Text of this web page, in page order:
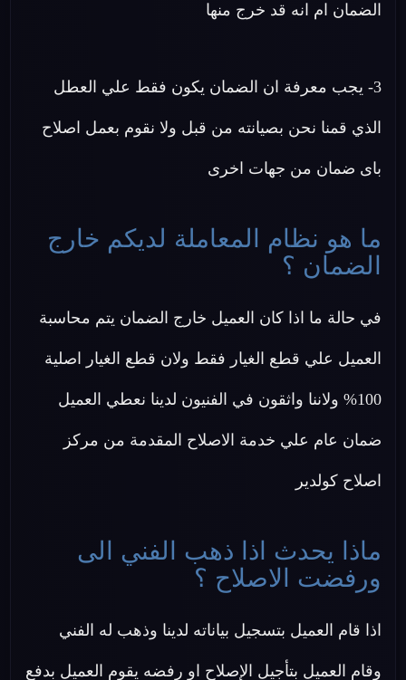
الضمان ام انه قد خرج منها
3- يجب معرفة ان الضمان يكون فقط علي العطل
الذي قمنا نحن بصيانته من قبل ولا نقوم بعمل اصلاح
باى ضمان من جهات اخرى
ما هو نظام المعاملة لديكم خارج
الضمان ؟
في حالة ما اذا كان العميل خارج الضمان يتم محاسبة
العميل علي قطع الغيار فقط ولان قطع الغيار اصلية
100% ولاننا واثقون في الفنيون لدينا نعطي العميل
ضمان عام علي خدمة الاصلاح المقدمة من مركز
اصلاح كولدير
ماذا يحدث اذا ذهب الفني الى
ورفضت الاصلاح ؟
اذا قام العميل بتسجيل بياناته لدينا وذهب له الفني
وقام العميل بتأجيل الإصلاح او رفضه يقوم العميل بدفع